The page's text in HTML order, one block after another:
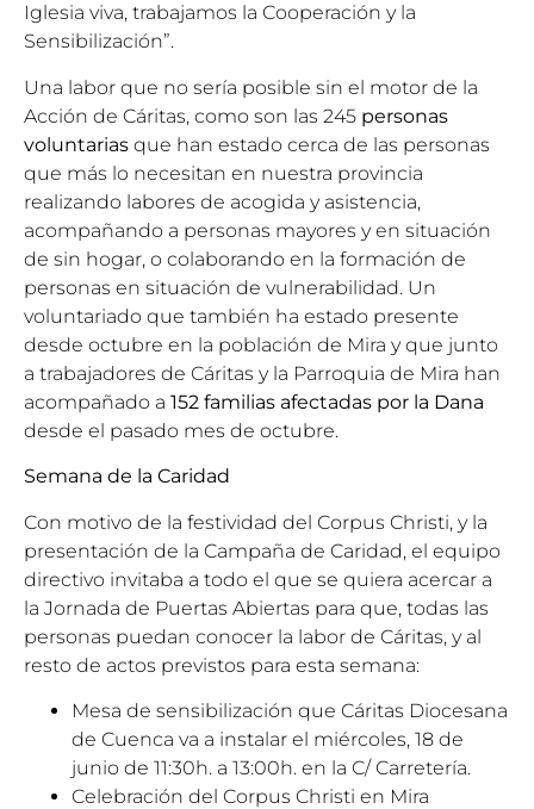
Iglesia viva, trabajamos la Cooperación y la
Sensibilización”.
Una labor que no sería posible sin el motor de la
Acción de Cáritas, como son las 245 personas
voluntarias que han estado cerca de las personas
que más lo necesitan en nuestra provincia
realizando labores de acogida y asistencia,
acompañando a personas mayores y en situación
de sin hogar, o colaborando en la formación de
personas en situación de vulnerabilidad. Un
voluntariado que también ha estado presente
desde octubre en la población de Mira y que junto
a trabajadores de Cáritas y la Parroquia de Mira han
acompañado a 152 familias afectadas por la Dana
desde el pasado mes de octubre.
Semana de la Caridad
Con motivo de la festividad del Corpus Christi, y la
presentación de la Campaña de Caridad, el equipo
directivo invitaba a todo el que se quiera acercar a
la Jornada de Puertas Abiertas para que, todas las
personas puedan conocer la labor de Cáritas, y al
resto de actos previstos para esta semana:
Mesa de sensibilización que Cáritas Diocesana
de Cuenca va a instalar el miércoles, 18 de
junio de 11:30h. a 13:00h. en la C/ Carretería.
Celebración del Corpus Christi en Mira